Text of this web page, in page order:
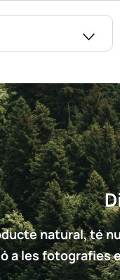
natural, té
a les fotografies